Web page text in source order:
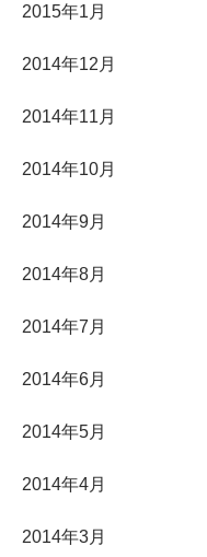
2015年1月
2014年12月
2014年11月
2014年10月
2014年9月
2014年8月
2014年7月
2014年6月
2014年5月
2014年4月
2014年3月